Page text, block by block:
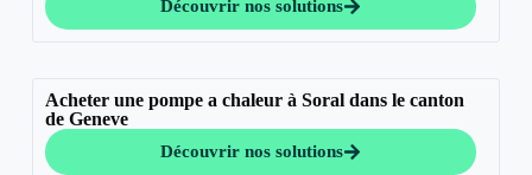
Découvrir nos solutions
Acheter une pompe a chaleur à Soral dans le canton
de Geneve
Découvrir nos solutions